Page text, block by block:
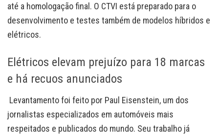
até a homologação final. O CTVI está preparado para o
desenvolvimento e testes também de modelos híbridos e
elétricos.
Elétricos elevam prejuízo para 18 marcas
e há recuos anunciados
Levantamento foi feito por Paul Eisenstein, um dos
jornalistas especializados em automóveis mais
respeitados e publicados do mundo. Seu trabalho já